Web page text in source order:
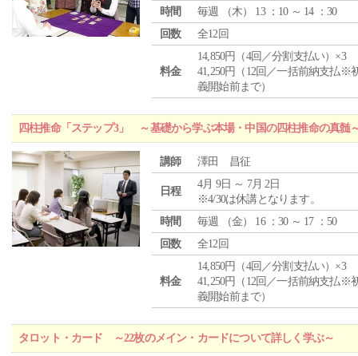
時間
毎週 （木） 13 ：10 ～ 14 ：30
回数
全12回
料金
14,850円（4回／分割支払い）×3
41,250円（12回／一括前納支払※
義開始前まで）
四柱推命「ステップ3」 ～基礎から学ぶ本場・中国の四柱推命の真髄
講師 澤田 昌征
日程
4月 9日 ～ 7月 2日
※4/30は休講となります。
時間
毎週 （金） 16 ：30 ～ 17 ：50
回数
全12回
料金
14,850円（4回／分割支払い）×3
41,250円（12回／一括前納支払※
義開始前まで）
タロット・カード ～22枚のメイン・カードについて詳しく学ぶ～